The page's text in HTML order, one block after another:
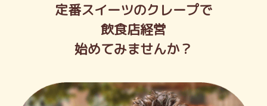
定番スイーツのクレープで
飲食店経営
始めてみませんか？